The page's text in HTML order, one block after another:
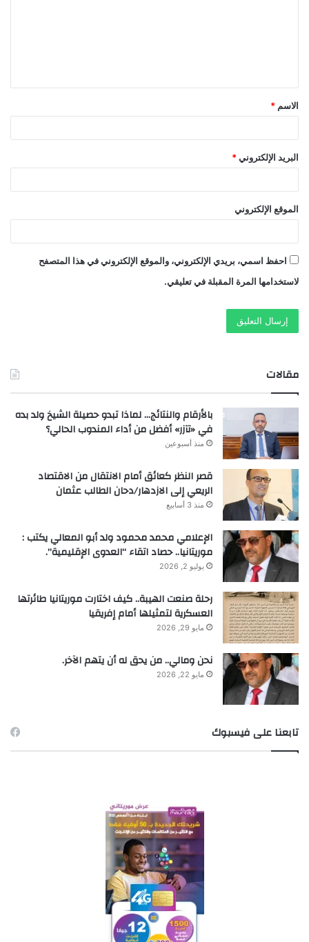
ق
*
الاسم *
البريد الإلكتروني *
الموقع الإلكتروني
احفظ اسمي، بريدي الإلكتروني، والموقع الإلكتروني في هذا المتصفح
لاستخدامها المرة المقبلة في تعليقي.
مقالات
بالأرقام والنتائج… لماذا تبدو حصيلة الشيخ ولد بده
في «تآزر» أفضل من أداء المندوب الحالي؟
منذ أسبوعين
قصر النظر كعائق أمام الانتقال من الاقتصاد
الريعي إلى الازدهار/دحان الطالب عثمان
منذ 3 أسابيع
الإعلامي محمد محمود ولد أبو المعالي يكتب :
موريتانيا.. حصاد اتقاء “العدوى الإقليمية”.
يوليو 2, 2026
رحلة صنعت الهيبة.. كيف اختارت موريتانيا طائرتها
العسكرية لتمثيلها أمام إفريقيا
مايو 29, 2026
نحن ومالي.. من يحق له أن يتهم الآخر.
مايو 22, 2026
تابعنا على فيسبوك